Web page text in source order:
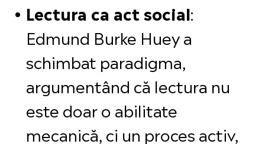
Lectura ca act social:
Edmund Burke Huey a
schimbat paradigma,
argumentând că lectura nu
este doar o abilitate
mecanică, ci un proces activ,